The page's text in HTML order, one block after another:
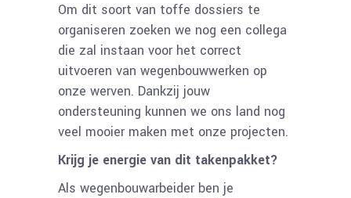
Om dit soort van toffe dossiers te
organiseren zoeken we nog een collega
die zal instaan voor het correct
uitvoeren van wegenbouwwerken op
onze werven. Dankzij jouw
ondersteuning kunnen we ons land nog
veel mooier maken met onze projecten.
Krijg je energie van dit takenpakket?
Als wegenbouwarbeider ben je